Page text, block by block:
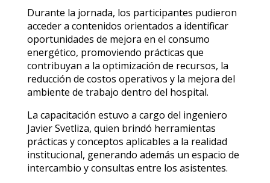
Durante la jornada, los participantes pudieron
acceder a contenidos orientados a identificar
oportunidades de mejora en el consumo
energético, promoviendo prácticas que
contribuyan a la optimización de recursos, la
reducción de costos operativos y la mejora del
ambiente de trabajo dentro del hospital.
La capacitación estuvo a cargo del ingeniero
Javier Svetliza, quien brindó herramientas
prácticas y conceptos aplicables a la realidad
institucional, generando además un espacio de
intercambio y consultas entre los asistentes.